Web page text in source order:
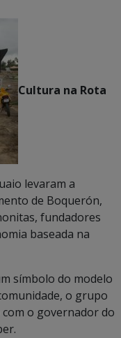
Cultura na Rota
levaram a
de Boquerón,
fundadores
baseada na
símbolo do modelo
o grupo
o governador do